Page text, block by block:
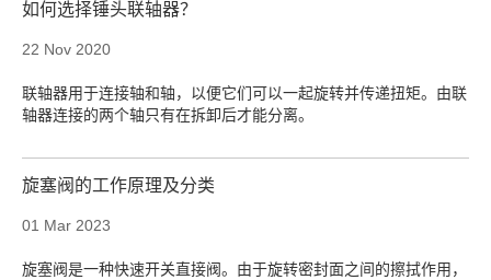
如何选择锤头联轴器？
22 Nov 2020
联轴器用于连接轴和轴，以便它们可以一起旋转并传递扭矩。由联
轴器连接的两个轴只有在拆卸后才能分离。
旋塞阀的工作原理及分类
01 Mar 2023
旋塞阀是一种快速开关直接阀。由于旋转密封面之间的擦拭作用，